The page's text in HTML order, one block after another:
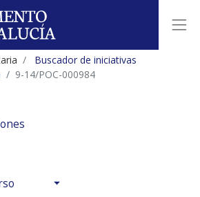
Buscador de iniciativas
9-14/POC-000984